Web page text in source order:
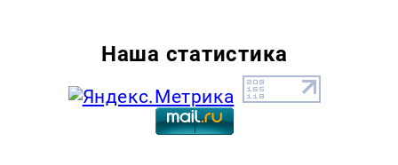
Наша статистика